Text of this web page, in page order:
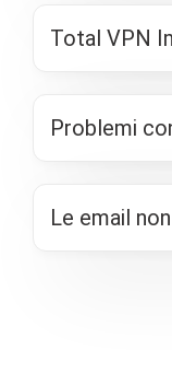
Total VPN
Problemi
Le email